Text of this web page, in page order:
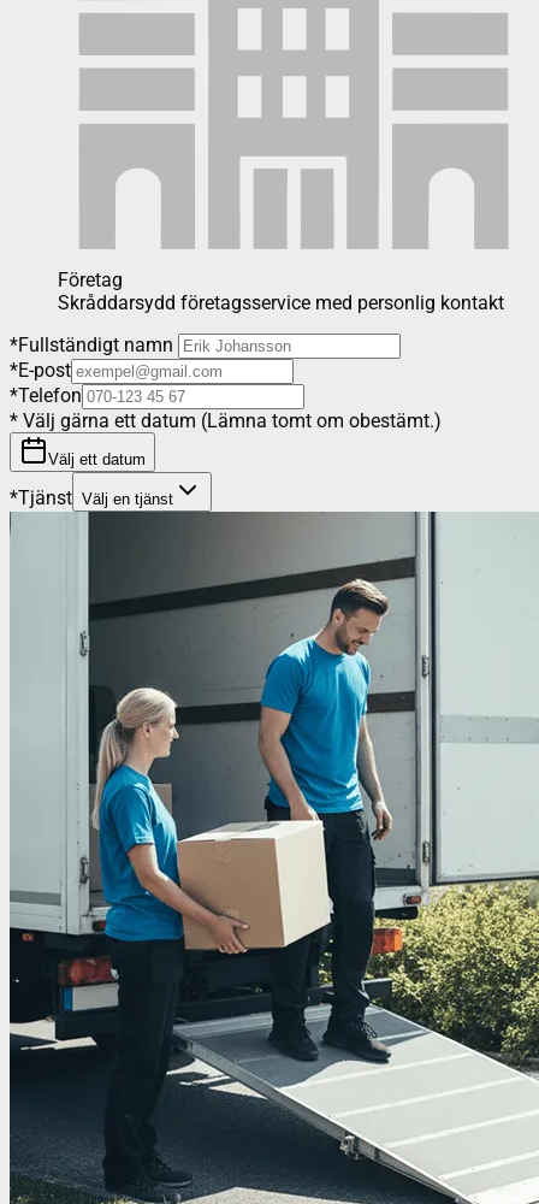
Företag
Skråddarsydd företagsservice med personlig kontakt
*Fullständigt namn
*E-post
*Telefon
* Välj gärna ett datum (Lämna tomt om obestämt.)
Välj ett datum
*Tjänst Välj en tjänst